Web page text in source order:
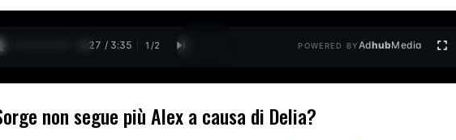
0:28 / 3:35 1 /2 POWERED BYAdhubMedia
non segue più Alex a causa di Delia?